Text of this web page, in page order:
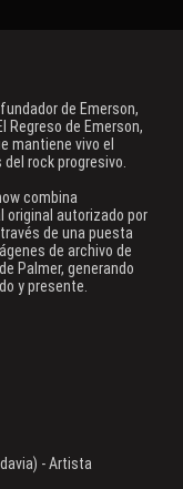
de Emerson,
Regreso de Emerson,
mantiene vivo el
rock progresivo.
combina
original autorizado por
de una puesta
de archivo de
Palmer, generando
y presente.
- Artista